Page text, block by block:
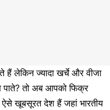
लेकिन ज्यादा खर्चे और वीजा
पाते? तो अब आपको फिक्र
खूबसूरत देश हैं जहां भारतीय